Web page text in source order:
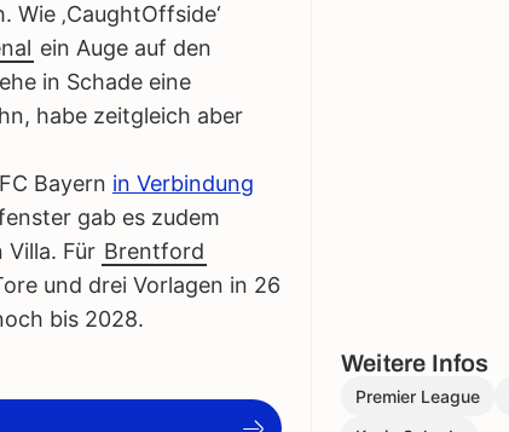
‚CaughtOffside‘
ein Auge auf den
in Schade eine
habe zeitgleich aber
Bayern in Verbindung
gab es zudem
Für Brentford
und drei Vorlagen in 26
bis 2028.
Weitere Infos
Premier League